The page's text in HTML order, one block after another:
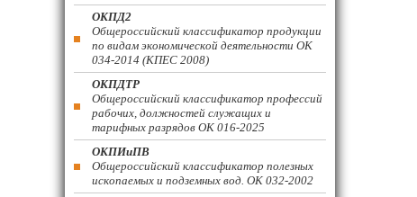
ОКПД2
Общероссийский классификатор продукции
по видам экономической деятельности ОК
034-2014 (КПЕС 2008)
ОКПДТР
Общероссийский классификатор профессий
рабочих, должностей служащих и
тарифных разрядов ОК 016-2025
ОКПИиПВ
Общероссийский классификатор полезных
ископаемых и подземных вод. ОК 032-2002